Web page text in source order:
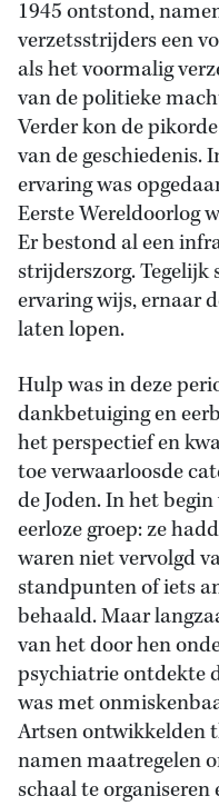
1945 ontstond,
verzetsstrijders een
als het voormalig
van de politieke
Verder kon de
van de geschiedenis.
ervaring was
Eerste Wereldoorlog
Er bestond al een
strijderszorg. Tegelijk
ervaring wijs, ernaar
laten lopen.
Hulp was in deze
dankbetuiging en
het perspectief en
toe verwaarloosde
de Joden. In het
eerloze groep: ze
waren niet vervolgd
standpunten of iets
behaald. Maar
van het door hen
psychiatrie ontdekte
was met
Artsen ontwikkelden
namen maatregelen
schaal te